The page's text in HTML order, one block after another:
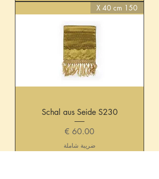
150 X 40 cm
Schal aus Seide S230
السعر
ضريبة شاملة